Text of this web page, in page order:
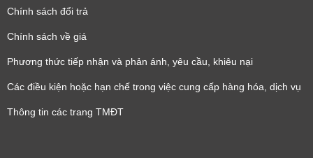
Chính sách đổi trả
Chính sách về giá
Phương thức tiếp nhận và phản ánh, yêu cầu, khiêu nại
Các điều kiện hoặc hạn chế trong việc cung cấp hàng hóa, dịch vụ
Thông tin các trang TMĐT